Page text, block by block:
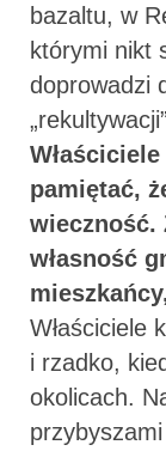
bazaltu, w
którymi nikt
doprowadzi
pamiętać,
wieczność.
własność
Właściciele
i rzadko,
okolicach.